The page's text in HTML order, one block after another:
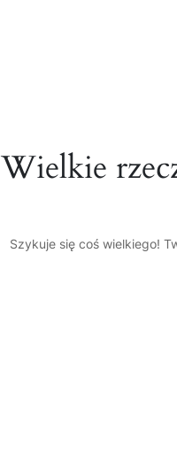
Wielkie
Szykuje się coś wielkiego!